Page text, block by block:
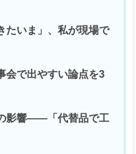
たいま」、私が現場で
で出やすい論点を3
影響——「代替品で工